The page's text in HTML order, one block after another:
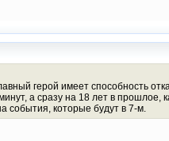
герой имеет способность
а сразу на 18 лет в прошлое,
события, которые будут в 7-м.